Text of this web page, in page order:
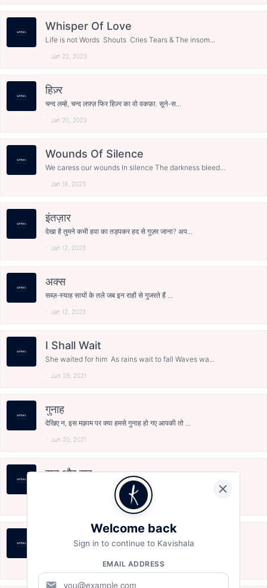
Whisper Of Love
Life is not Words Shouts Cries Tears & The insom...
Jan 22, 2023
हिज़्र
चन्द लम्हे, चन्द लफ़्ज़ फिर हिज़्र का वो वकफ़ा. सूने-स...
Jan 20, 2023
Wounds Of Silence
We caress our wounds In silence The darkness bleed...
Jan 19, 2023
इंतज़ार
देखा है तुमने कभी हवा का तड़पकर हद से गुज़र जाना? अप...
Jan 12, 2023
अक्स
सब्ज़-स्याह सायों के तले जब इन राहों से गुजरते हैं ...
Jan 12, 2023
I Shall Wait
She waited for him As rains wait to fall Waves wa...
Jun 28, 2021
गुनाह
देखिए न, इस मक़ाम पर क्या हमसे गुनाह हो गए आपकी तो ...
Jun 20, 2021
सच और झूठ
सच का अजीब मिजाज़ होता है। कैक्टस के फूलों-सा... का...
ख़ामोश लफ़्ज़ उदास नग़मे लाचार रिश्ते बेचैन वक़्त ये छु...
Welcome back
Sign in to continue to Kavishala
EMAIL ADDRESS
mail